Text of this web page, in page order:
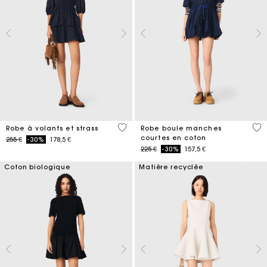
Robe à volants et strass
Price reduced from
255 €to-30% 178,5 €
5 out of 5 Customer Rating
Robe boule manches
courtes en coton
Price reduced from
225 €to-30% 157,5 €
4,5
Coton biologique Matière recyclée